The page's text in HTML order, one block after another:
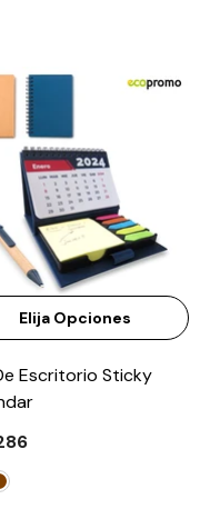
Elija Opciones
Escritorio Sticky